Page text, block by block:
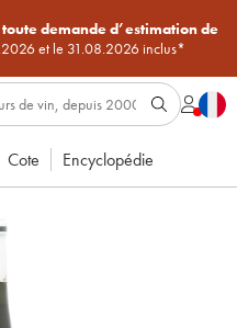
demande d’estimation de
et le 31.08.2026 inclus*
Cote Encyclopédie